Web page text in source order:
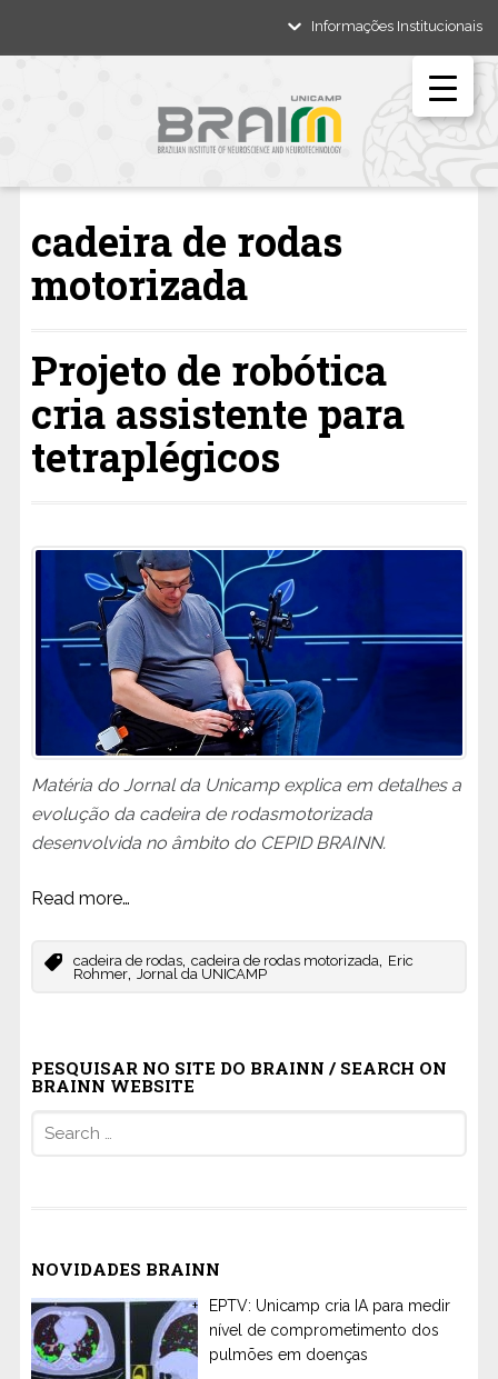
Informações Institucionais
cadeira de rodas
motorizada
Projeto de robótica
cria assistente para
tetraplégicos
Matéria do Jornal da Unicamp explica em detalhes a
evolução da cadeira de rodasmotorizada
desenvolvida no âmbito do CEPID BRAINN.
Read more…
cadeira de rodas, cadeira de rodas motorizada
Eric
Rohmer, Jornal da UNICAMP
PESQUISAR NO SITE DO BRAINN / SEARCH ON
BRAINN WEBSITE
for:
NOVIDADES BRAINN
EPTV: Unicamp cria IA para medir
nível de comprometimento dos
pulmões em doenças